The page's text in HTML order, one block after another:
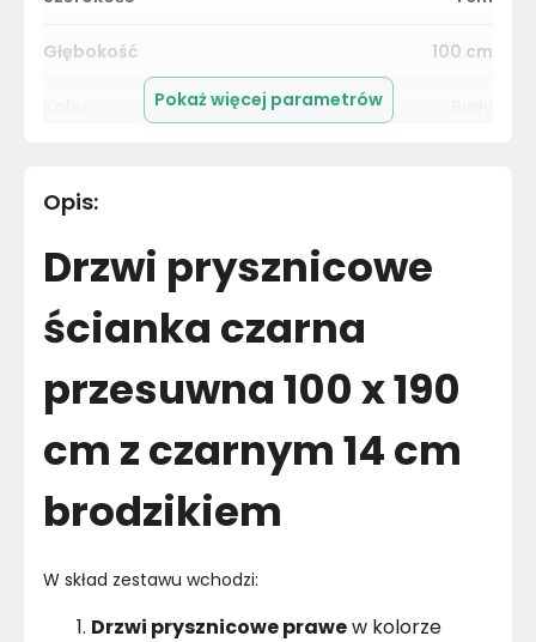
Głębokość 100 cm
Materiał
Kolor Biele kremy
Marka
Montaż Złożony
Pokaż więcej parametrów
Opis:
Drzwi prysznicowe
ścianka czarna
przesuwna 100 x 190
cm z czarnym 14 cm
brodzikiem
W skład zestawu wchodzi:
Drzwi prysznicowe prawew kolorze